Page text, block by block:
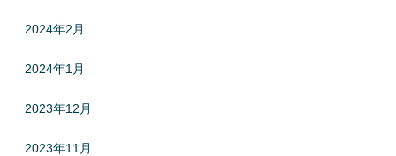
2024年2月
2024年1月
2023年12月
2023年11月